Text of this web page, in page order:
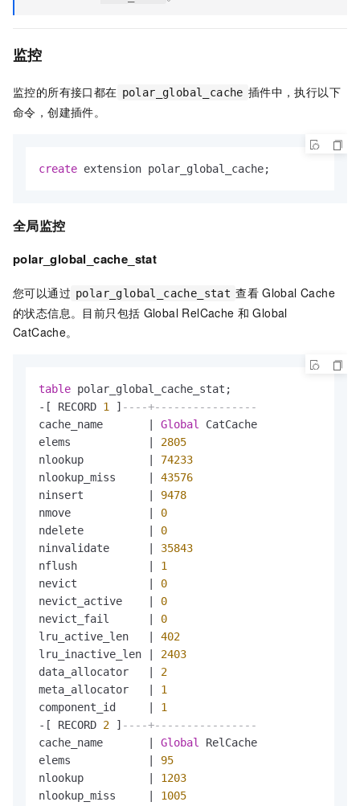
监控
监控的所有接口都在 polar_global_cache 插件中，执行以下
命令，创建插件。
create extension polar_global_cache;
全局监控
polar_global_cache_stat
您可以通过 polar_global_cache_stat 查看 Global Cache
的状态信息。目前只包括 Global RelCache 和 Global
CatCache。
table
- [ RECORD 1 ] ----+----------------
cache_name
Global CatCache
elems
2805
nlookup
74233
nlookup_miss
43576
ninsert
9478
nmove
0
ndelete
0
ninvalidate
35843
nflush
1
nevict
0
nevict_active
0
nevict_fail
0
lru_active_len
402
lru_inactive_len
2403
data_allocator
2
meta_allocator
1
component_id
1
- [ RECORD 2 ] ----+----------------
cache_name
Global RelCache
elems
95
nlookup
1203
nlookup_miss
1005